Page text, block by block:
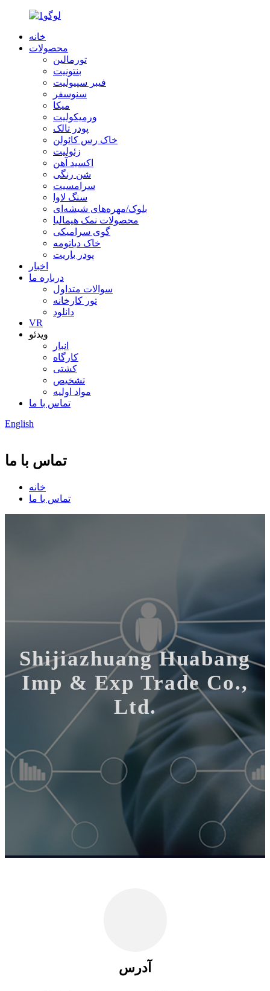
خانه
محصولات
تورمالین
بنتونیت
فیبر سپیولیت
سنوسفر
میکا
ورمیکولیت
پودر تالک
خاک رس کائولن
زئولیت
اکسید آهن
شن رنگی
سرامسیت
سنگ لاوا
بلوک/مهره‌های شیشه‌ای
محصولات نمک هیمالیا
گوی سرامیکی
خاک دیاتومه
پودر باریت
اخبار
درباره ما
سوالات متداول
تور کارخانه
دانلود
VR
ویدئو
انبار
کارگاه
کشتی
تشخیص
مواد اولیه
تماس با ما
English
تماس با ما
خانه
تماس با ما
Shijiazhuang Huabang
Imp & Exp Trade Co.,
Ltd.
آدرس